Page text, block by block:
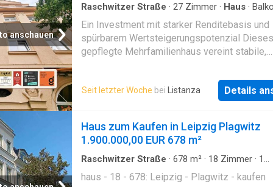
anschauen
Raschwitzer Straße · 27 Zimmer · Haus ·
Ein Investment mit starker Renditebasis und
spürbarem Wertsteigerungspotenzial Dieses
gepflegte Mehrfamilienhaus vereint stabile,
Entwicklungsmöglichkeiten – insbesondere
die Neuvermietung der aktuell
Wohnung im 3. Obergeschoss. Das Objekt
zwei etablierte Gewerbeeinheiten und erzielt
jährliche Ist-Mieteinnahmen von 54.142,80 €.
Attraktive Wohn- und Gewerbestruktur Die
Wohneinheiten im 1. bis 2. Obergeschoss
Seit letzter Woche bei Listanza Details
Haus zum Kaufen in Leipzig Plagwitz
1.900.000,00 EUR 678 m²
Raschwitzer Straße · 678 m² · 18 Zimmer · 1
haus - 18 - 678: Leipzig - Plagwitz - kaufen